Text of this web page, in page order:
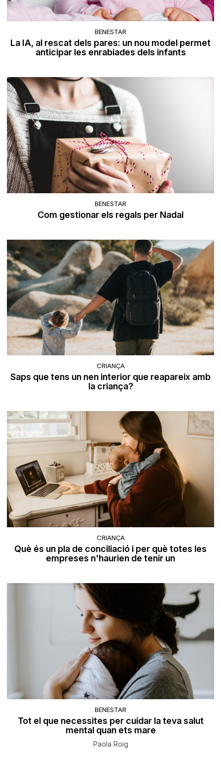
BENESTAR
La IA, al rescat dels pares: un nou model permet
anticipar les enrabiades dels infants
BENESTAR
Com gestionar els regals per Nadal
CRIANÇA
Saps que tens un nen interior que reapareix amb
la criança?
CRIANÇA
Què és un pla de conciliació i per què totes les
empreses n'haurien de tenir un
BENESTAR
Tot el que necessites per cuidar la teva salut
mental quan ets mare
Paola Roig